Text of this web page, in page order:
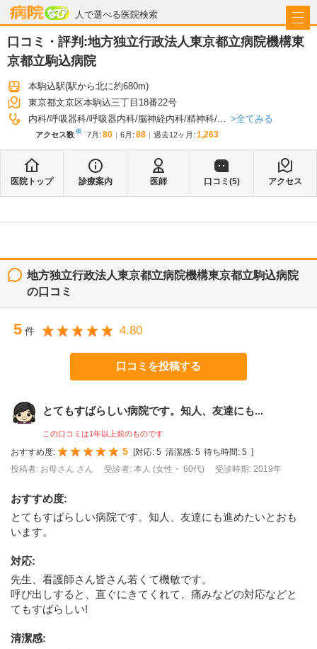
人で選べる医院検索
病院なび
口コミ・評判:地方独立行政法人東京都立病院機構東
京都立駒込病院
本駒込駅(駅から北に約680m)
東京都文京区本駒込三丁目18番22号
内科 呼吸器科 呼吸器内科 脳神経内科 精神科 ... 全てみる
アクセス数※ 7月 : 80 6月 : 88 過去12ヶ月: 1,263
医院トップ 診療案内 医師 口コミ(5) アクセス
地方独立行政法人東京都立病院機構東京都立駒込病院
の口コミ
5 件 4.80
口コミを投稿する
とてもすばらしい病院です。知人、友達にも...
この口コミは1年以上前のものです
おすすめ度: 5 [対応: 5 清潔感: 5 待ち時間: 5 ]
投稿者: お母さん さん
受診者: 本人 (女性・ 60代) 受診時期: 2019年
おすすめ度:
とてもすばらしい病院です。知人、友達にも進めたいとおも
います。
対応:
先生、看護師さん皆さん若くて機敏です。
呼び出しすると、直ぐにきてくれて、痛みなどの対応などと
てもすばらしい!
清潔感: